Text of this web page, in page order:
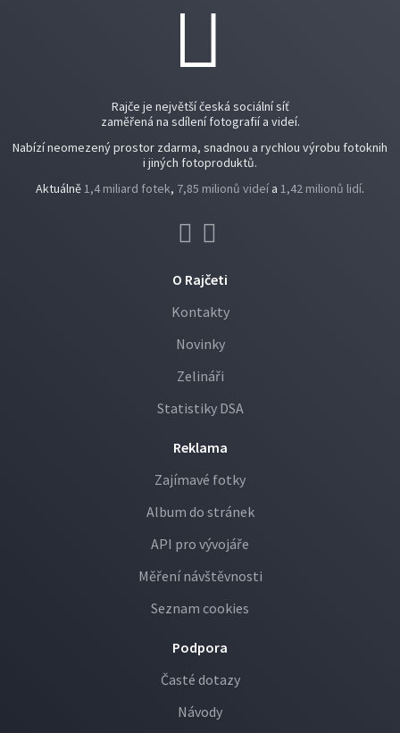
Rajče je největší česká sociální síť
zaměřená na sdílení fotografií a videí.
Nabízí neomezený prostor zdarma, snadnou a rychlou výrobu fotoknih
i jiných fotoproduktů.
Aktuálně1,4 miliard fotek, 7,85 milionů videí a 1,42 milionů lidí.
O Rajčeti
Kontakty
Novinky
Zelináři
Statistiky DSA
Reklama
Zajímavé fotky
Album do stránek
API pro vývojáře
Měření návštěvnosti
Seznam cookies
Podpora
Časté dotazy
Návody